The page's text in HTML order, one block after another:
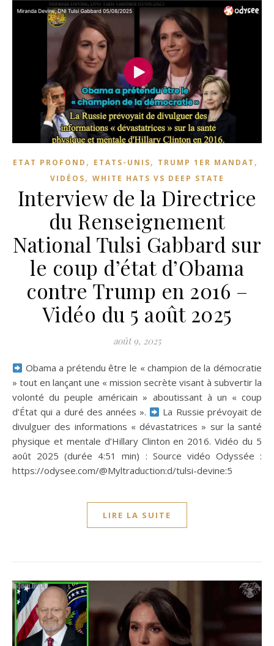
ETAT PROFOND , ETATS-UNIS, TRUMP 1ER MANDAT ,
VIDÉOS, WHITE HATS VS DEEP STATE
Interview de la Directrice
du Renseignement
National Tulsi Gabbard sur
le coup d’état d’Obama
contre Trump en 2016 –
Vidéo du 5 août 2025
août 9, 2025
Obama a prétendu être le « champion de la démocratie
» tout en lançant une « mission secrète visant à subvertir la
volonté du peuple américain » aboutissant à un « coup
d’État qui a duré des années ».
La Russie prévoyait de
divulguer des informations « dévastatrices » sur la santé
physique et mentale d’Hillary Clinton en 2016. Vidéo du 5
août 2025 (durée 4:51 min) : Source vidéo Odyssée :
https://odysee.com/@Myltraduction:d/tulsi-devine:5
LIRE LA SUITE